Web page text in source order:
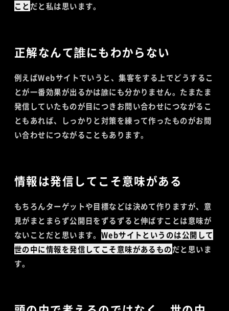
ことだと私は思います。
正解なんて誰にもわからない
例えばWebサイトでいうと、集客をする上でどうするこ
とが一番効果が出るかは誰にも分かりません。たまたま
発信していたものが目につきお問い合わせにつながるこ
ともあれば、しっかりと対策を練って作ったものがお問
い合わせにつながることもあります。
情報は発信してこそ意味がある
もちろんターゲットや目標などは決めて作りますが、意
見がまとまらず公開日をずるずると伸ばすことは意味が
ないことだと思います。 Webサイトというのは公開して
世の中に情報を発信してこそ意味があるものだと思いま
す。